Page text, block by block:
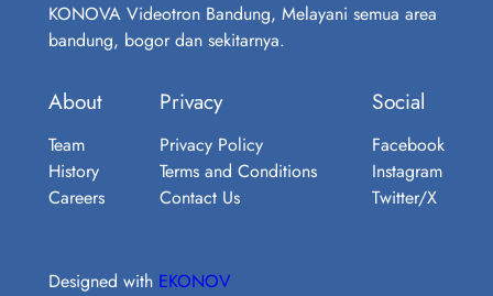
KONOVA Videotron Bandung, Melayani semua area
bandung, bogor dan sekitarnya.
About
Team
History
Careers
Privacy
Privacy Policy
Terms and Conditions
Contact Us
Social
Facebook
Instagram
Twitter/X
Designed with EKONOV